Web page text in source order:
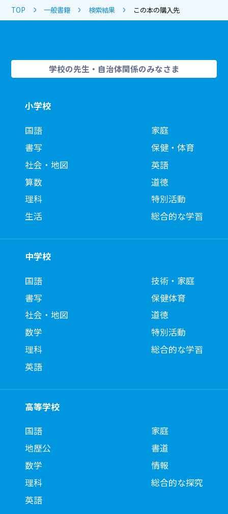
TOP 一般書籍 検索結果 この本の購入先
学校の先生・自治体関係のみなさま
小学校
国語
書写
社会・地図
算数
理科
生活
家庭
保健・体育
英語
道徳
特別活動
総合的な学習
中学校
国語
書写
社会・地図
数学
理科
英語
技術・家庭
保健体育
道徳
特別活動
総合的な学習
高等学校
国語
地歴公
数学
理科
英語
家庭
書道
情報
総合的な探究